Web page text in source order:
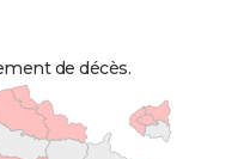
de décès.